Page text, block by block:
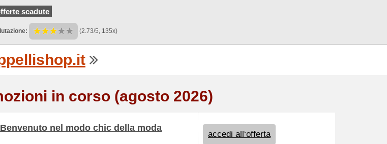
scadute
(2.73/5, 135x)
in corso (agosto 2026)
nel modo chic della moda
accedi all‘offerta